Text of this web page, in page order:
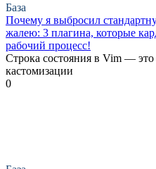
База
Почему я выбросил
жалею: 3 плагина, которые
рабочий процесс!
Строка состояния в Vim — это
кастомизации
0